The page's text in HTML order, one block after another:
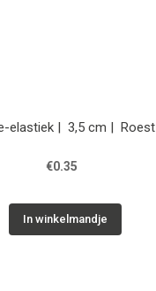
elastiek | 3,5 cm | Roest
€0.35
In winkelmandje